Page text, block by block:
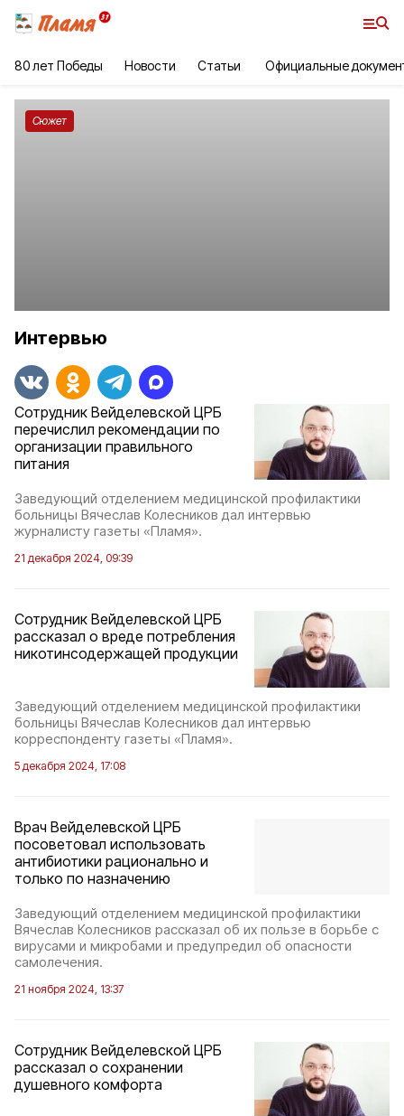
80 лет Победы Новости Статьи Официальные
Сюжет
Интервью
Сотрудник Вейделевской ЦРБ
перечислил рекомендации по
организации правильного
питания
Заведующий отделением медицинской профилактики
больницы Вячеслав Колесников дал интервью
журналисту газеты «Пламя».
21 декабря 2024, 09:39
Сотрудник Вейделевской ЦРБ
рассказал о вреде потребления
никотинсодержащей продукции
Заведующий отделением медицинской профилактики
больницы Вячеслав Колесников дал интервью
корреспонденту газеты «Пламя».
5 декабря 2024, 17:08
Врач Вейделевской ЦРБ
посоветовал использовать
антибиотики рационально и
только по назначению
Заведующий отделением медицинской профилактики
Вячеслав Колесников рассказал об их пользе в борьбе с
вирусами и микробами и предупредил об опасности
самолечения.
21 ноября 2024, 13:37
Сотрудник Вейделевской ЦРБ
рассказал о сохранении
душевного комфорта